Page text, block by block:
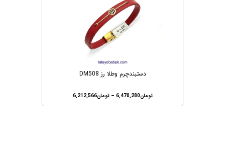
دستبندچرم وطلا رز DM508
تومان6,470,280
– تومان6,212,566